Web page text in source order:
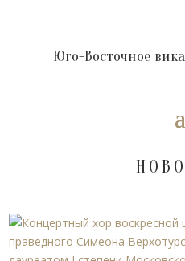
Юго-Восточное